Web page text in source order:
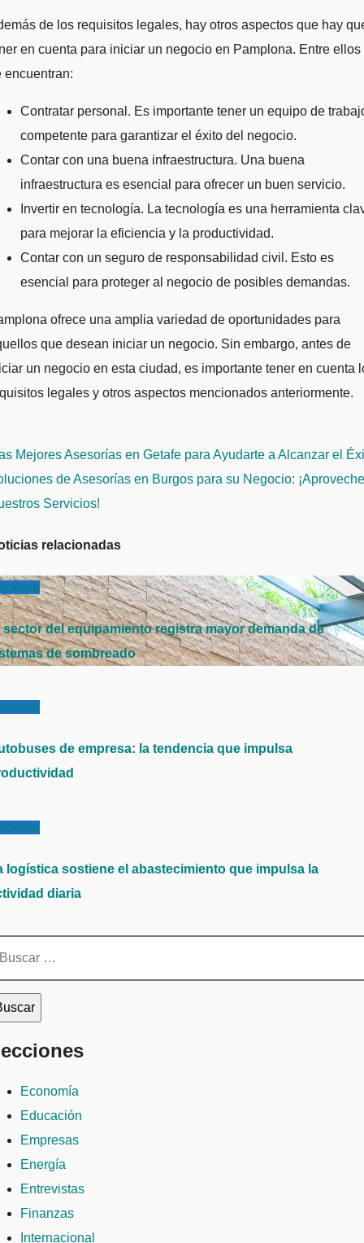
de los requisitos legales, hay otros aspectos que hay
en cuenta para iniciar un negocio en Pamplona. Entre ellos
encuentran:
Contratar personal. Es importante tener un equipo de
competente para garantizar el éxito del negocio.
Contar con una buena infraestructura. Una buena
infraestructura es esencial para ofrecer un buen servicio.
Invertir en tecnología. La tecnología es una herramienta
para mejorar la eficiencia y la productividad.
Contar con un seguro de responsabilidad civil. Esto es
esencial para proteger al negocio de posibles demandas.
ofrece una amplia variedad de oportunidades para
que desean iniciar un negocio. Sin embargo, antes de
un negocio en esta ciudad, es importante tener en cuenta
legales y otros aspectos mencionados anteriormente.
Mejores Asesorías en Getafe para Ayudarte a Alcanzar el
de Asesorías en Burgos para su Negocio: ¡Aproveche
Servicios!
relacionadas
sector del equipamiento registra mayor demanda de
de sombreado
de empresa: la tendencia que impulsa
logística sostiene el abastecimiento que impulsa la
diaria
Economía
Educación
Empresas
Energía
Entrevistas
Finanzas
Internacional